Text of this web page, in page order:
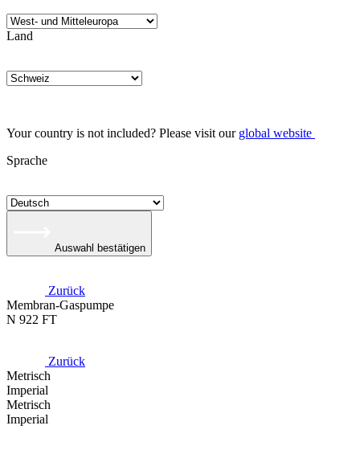
Land
Your country is not included? Please visit our global website
Sprache
Auswahl bestätigen
Zurück
Membran-Gaspumpe
N 922 FT
Zurück
Metrisch
Imperial
Metrisch
Imperial